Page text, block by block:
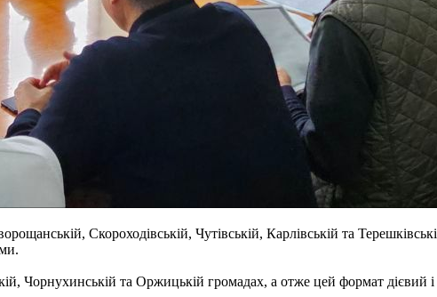
Скороходівській, Чутівській, Карлівській та
Чорнухинській та Оржицькій громадах, а отже цей формат дієвий і